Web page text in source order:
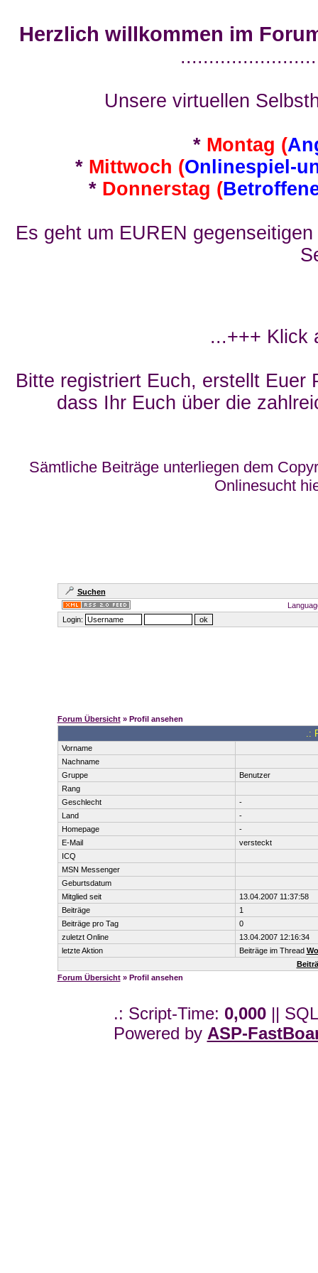
Herzlich willkommen im
Unsere virtuellen
* Montag (
* Mittwoch (Onlinespiel-
* Donnerstag (
Es geht um EUREN
...+++ Klick
Bitte registriert Euch, erstellt Euer
dass Ihr Euch über die
Sämtliche Beiträge unterliegen dem
Onlinesucht
Suchen
Login:
Forum Übersicht» Profil ansehen
.:
Vorname
Nachname
Gruppe
Benutzer
Rang
Geschlecht
-
Land
-
Homepage
-
E-Mail
versteckt
ICQ
MSN Messenger
Geburtsdatum
Mitglied seit
13.04.2007 11:37:58
Beiträge
1
Beiträge pro Tag
0
zuletzt Online
13.04.2007 12:16:34
letzte Aktion
Beiträge im Thread
Forum Übersicht» Profil ansehen
.: Script-Time: 0,000||
Powered by ASP-